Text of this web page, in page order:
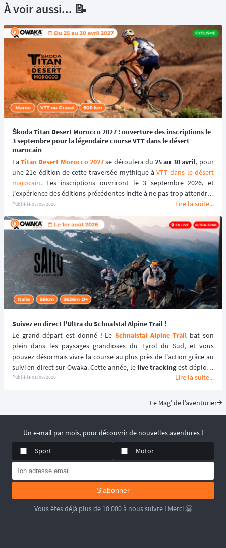
À voir aussi... 📝
Škoda Titan Desert Morocco 2027 : ouverture des inscriptions le
3 septembre pour la légendaire course VTT dans le désert
marocain
La Titan Desert Morocco 2027 se déroulera du 25 au 30 avril, pour
une 21e édition de cette traversée mythique à VTT dans le désert
marocain. Les inscriptions ouvriront le 3 septembre 2026, et
l'expérience des éditions précédentes incite à ne pas trop attendre :
le tarif early bird, réservé aux 100 premiers inscrits, s'est envolé en
quelques heures les années passées.
Publié le05/08/2026 Lire la suite...
Suivez en direct l'Ultra du Schnalstal Alpine Trail !
Le grand départ est donné ! Le Schnalstal Alpine Trail bat son
plein dans les paysages grandioses du Tyrol du Sud, et vous
pouvez désormais vivre la course au plus près de l'action grâce au
suivi en direct sur Owaka. Cette année, le live tracking est déployé
spécifiquement pour la distance reine de l'événement afin de
Publié le01/08/2026 Lire la suite...
Le Mag’ de l’aventurier
Un e-mail par mois, pour découvrir de nouvelles aventures !
Sport
Motor
S'abonner
Vous êtes déjà plus de 10 000 à nous suivre ! Merci 🤗